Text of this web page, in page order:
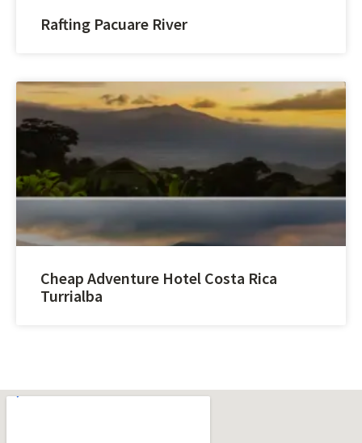
Rafting Pacuare River
Cheap Adventure Hotel Costa Rica
Turrialba